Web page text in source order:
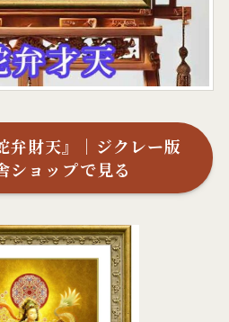
財天』｜ジクレー版
ショップで見る